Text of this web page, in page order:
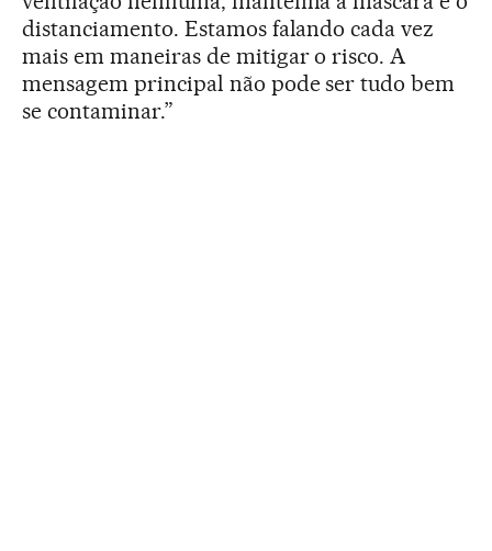
distanciamento. Estamos falando cada vez
mais em maneiras de mitigar o risco. A
mensagem principal não pode ser tudo bem
se contaminar.”